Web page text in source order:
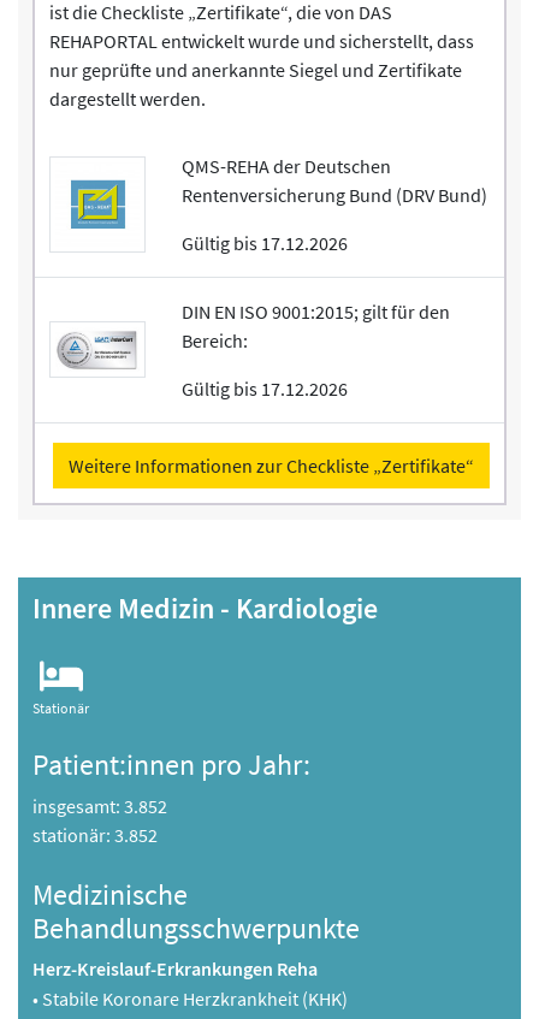
ist die Checkliste „Zertifikate“, die von DAS
REHAPORTAL entwickelt wurde und sicherstellt, dass
nur geprüfte und anerkannte Siegel und Zertifikate
dargestellt werden.
QMS-REHA der Deutschen
Rentenversicherung Bund (DRV Bund)
Gültig bis 17.12.2026
DIN EN ISO 9001:2015; gilt für den
Bereich:
Gültig bis 17.12.2026
Weitere Informationen zur Checkliste „Zertifikate“
Innere Medizin - Kardiologie
Stationär
Patient:innen pro Jahr:
insgesamt: 3.852
stationär: 3.852
Medizinische
Behandlungsschwerpunkte
Herz-Kreislauf-Erkrankungen Reha
• Stabile Koronare Herzkrankheit (KHK)